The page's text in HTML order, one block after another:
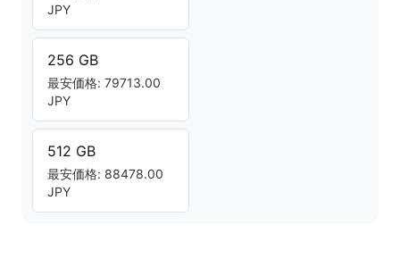
JPY
256 GB
最安価格: 79713.00
JPY
512 GB
最安価格: 88478.00
JPY